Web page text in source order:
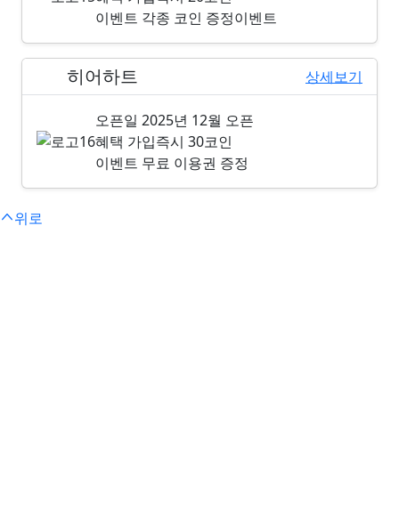
이벤트 각종 코인 증정이벤트
히어하트 상세보기
오픈일 2025년 12월 오픈
혜택 가입즉시 30코인
이벤트 무료 이용권 증정
위로